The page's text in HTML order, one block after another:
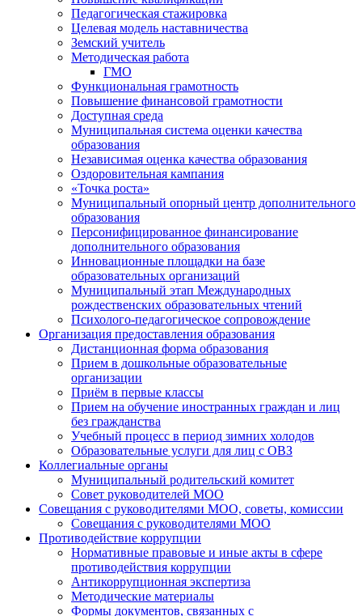
Педагогическая стажировка
Целевая модель наставничества
Земский учитель
Методическая работа
ГМО
Функциональная грамотность
Повышение финансовой грамотности
Доступная среда
Муниципальная система оценки качества
образования
Независимая оценка качества образования
Оздоровительная кампания
«Точка роста»
Муниципальный опорный центр дополнительного
образования
Персонифицированное финансирование
дополнительного образования
Инновационные площадки на базе
образовательных организаций
Муниципальный этап Международных
рождественских образовательных чтений
Психолого-педагогическое сопровождение
Организация предоставления образования
Дистанционная форма образования
Прием в дошкольные образовательные
организации
Приём в первые классы
Прием на обучение иностранных граждан и лиц
без гражданства
Учебный процесс в период зимних холодов
Образовательные услуги для лиц с ОВЗ
Коллегиальные органы
Муниципальный родительский комитет
Совет руководителей МОО
Совещания с руководителями МОО, советы, комиссии
Совещания с руководителями МОО
Противодействие коррупции
Нормативные правовые и иные акты в сфере
противодействия коррупции
Антикоррупционная экспертиза
Методические материалы
Формы документов, связанных с